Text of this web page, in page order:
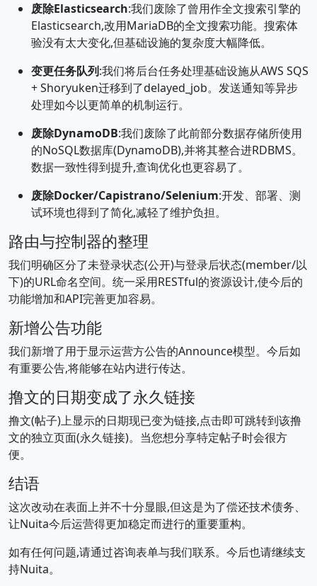
废除Elasticsearch:我们废除了曾用作全文搜索引擎的
Elasticsearch,改用MariaDB的全文搜索功能。搜索体
验没有太大变化,但基础设施的复杂度大幅降低。
变更任务队列:我们将后台任务处理基础设施从AWS SQS
+ Shoryuken迁移到了delayed_job。发送通知等异步
处理如今以更简单的机制运行。
废除DynamoDB:我们废除了此前部分数据存储所使用
的NoSQL数据库(DynamoDB),并将其整合进RDBMS。
数据一致性得到提升,查询优化也更容易了。
废除Docker/Capistrano/Selenium:开发、部署、测
试环境也得到了简化,减轻了维护负担。
路由与控制器的整理
我们明确区分了未登录状态(公开)与登录后状态(member/以
下)的URL命名空间。统一采用RESTful的资源设计,使今后的
功能增加和API完善更加容易。
新增公告功能
我们新增了用于显示运营方公告的Announce模型。今后如
有重要公告,将能够在站内进行传达。
撸文的日期变成了永久链接
撸文(帖子)上显示的日期现已变为链接,点击即可跳转到该撸
文的独立页面(永久链接)。当您想分享特定帖子时会很方
便。
结语
这次改动在表面上并不十分显眼,但这是为了偿还技术债务、
让Nuita今后运营得更加稳定而进行的重要重构。
如有任何问题,请通过咨询表单与我们联系。今后也请继续支
持Nuita。